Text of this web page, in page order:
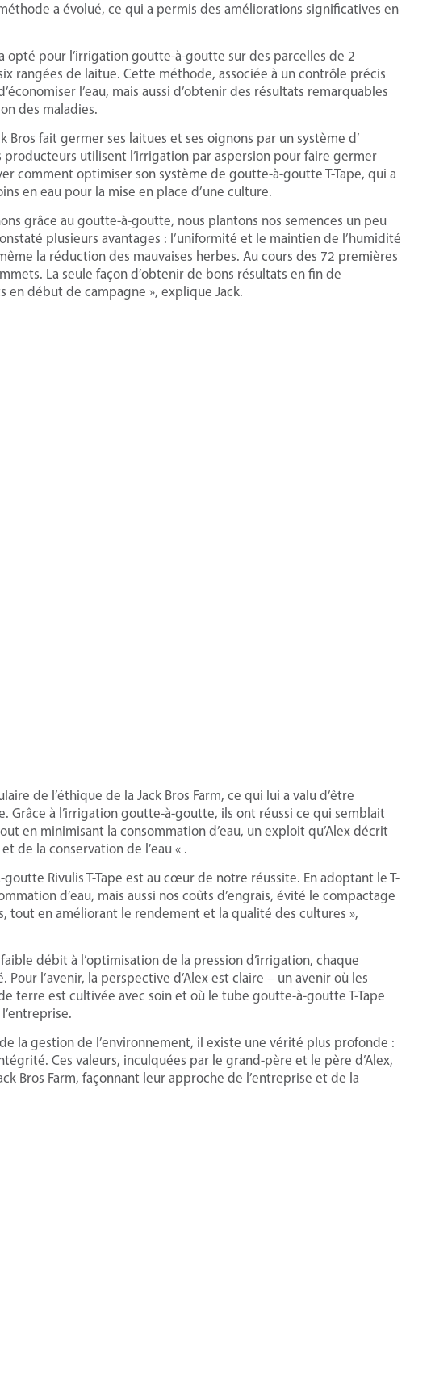
a évolué, ce qui a permis des améliorations significatives en
opté pour l’irrigation goutte-à-goutte sur des parcelles de 2
rangées de laitue. Cette méthode, associée à un contrôle précis
l’eau, mais aussi d’obtenir des résultats remarquables
des maladies.
fait germer ses laitues et ses oignons par un système d’
producteurs utilisent l’irrigation par aspersion pour faire germer
comment optimiser son système de goutte-à-goutte T-Tape, qui a
en eau pour la mise en place d’une culture.
grâce au goutte-à-goutte, nous plantons nos semences un peu
plusieurs avantages : l’uniformité et le maintien de l’humidité
la réduction des mauvaises herbes. Au cours des 72 premières
La seule façon d’obtenir de bons résultats en fin de
début de campagne », explique Jack.
de l’éthique de la Jack Bros Farm, ce qui lui a valu d’être
Grâce à l’irrigation goutte-à-goutte, ils ont réussi ce qui semblait
en minimisant la consommation d’eau, un exploit qu’Alex décrit
de la conservation de l’eau « .
Rivulis T-Tape est au cœur de notre réussite. En adoptant le T-
d’eau, mais aussi nos coûts d’engrais, évité le compactage
tout en améliorant le rendement et la qualité des cultures »,
débit à l’optimisation de la pression d’irrigation, chaque
l’avenir, la perspective d’Alex est claire – un avenir où les
terre est cultivée avec soin et où le tube goutte-à-goutte T-Tape
la gestion de l’environnement, il existe une vérité plus profonde :
Ces valeurs, inculquées par le grand-père et le père d’Alex,
Bros Farm, façonnant leur approche de l’entreprise et de la